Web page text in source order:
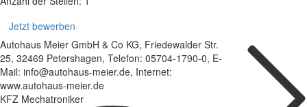
Jetzt bewerben
Autohaus Meier GmbH & Co KG, Friedewalder Str.
25, 32469 Petershagen, Telefon: 05704-1790-0, E-
Mail: info@autohaus-meier.de, Internet:
www.autohaus-meier.de
KFZ Mechatroniker